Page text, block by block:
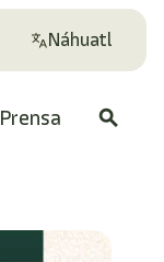
Náhuatl
Prensa search